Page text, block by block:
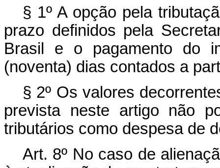
§ 1º A opção pela
prazo definidos pela
Brasil e o pagamento do
(noventa) dias contados a
§ 2º Os valores
prevista neste artigo não
tributários como despesa de
Art. 8º No caso de